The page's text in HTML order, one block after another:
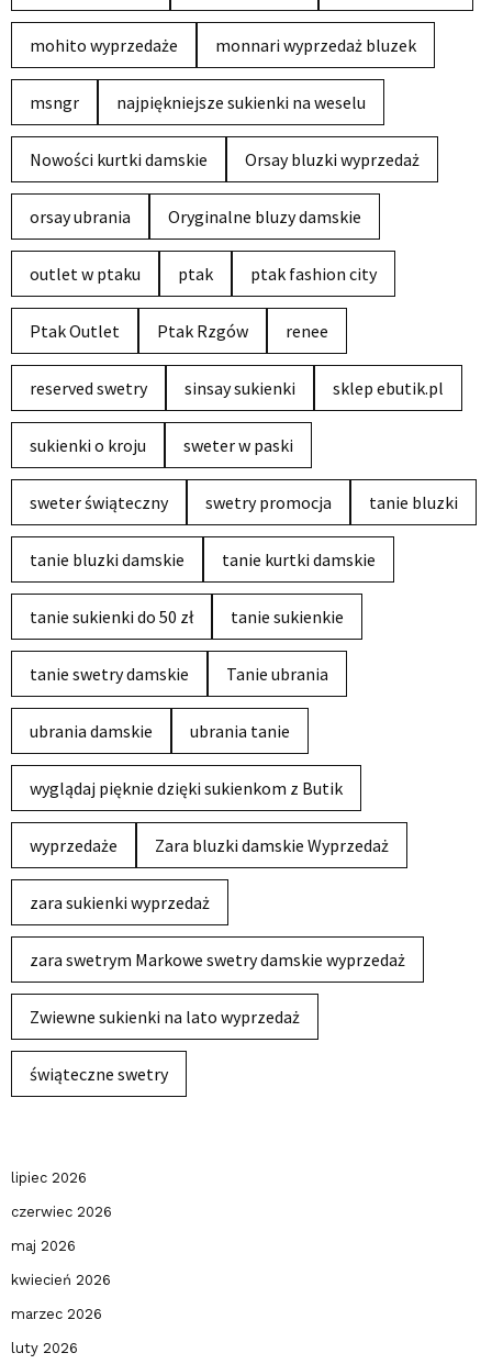
mohito wyprzedaże monnari wyprzedaż bluzek
msngr najpiękniejsze sukienki na weselu
Nowości kurtki damskie Orsay bluzki wyprzedaż
orsay ubrania Oryginalne bluzy damskie
outlet w ptaku ptak ptak fashion city
Ptak Outlet Ptak Rzgów renee
reserved swetry sinsay sukienki sklep ebutik.pl
sukienki o kroju sweter w paski
sweter świąteczny swetry promocja tanie bluzki
tanie bluzki damskie tanie kurtki damskie
tanie sukienki do 50 zł tanie sukienkie
tanie swetry damskie Tanie ubrania
ubrania damskie ubrania tanie
wyglądaj pięknie dzięki sukienkom z Butik
wyprzedaże Zara bluzki damskie Wyprzedaż
zara sukienki wyprzedaż
zara swetrym Markowe swetry damskie wyprzedaż
Zwiewne sukienki na lato wyprzedaż
świąteczne swetry
lipiec 2026
czerwiec 2026
maj 2026
kwiecień 2026
marzec 2026
luty 2026